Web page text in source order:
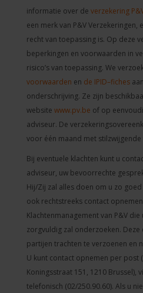
informatie over de verzekering
een merk van P&V Verzekeringen,
recht van toepassing is. Op deze
beperkingen en voorwaarden in
risico’s van toepassing. We
voorwaarden en de IPID–fiches
onderschrijving. Ze zijn
website www.pv.be of op
adviseur. De
voor één maand met stilzwijgende
Bij eventuele klachten kunt u
adviseur, uw bevoorrechte
Hij/Zij zal alles doen om u zo
ook rechtstreeks contact
Klachtenmanagement van P&V
zorgvuldig zal onderzoeken.
partijen trachten te verzoenen en
U kunt contact opnemen per post
Koningsstraat 151, 1210 Brussel),
telefonisch (02/250.90.60). Als u